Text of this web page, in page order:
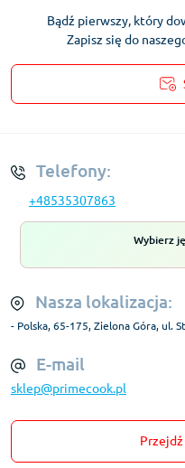
Bądź pierwszy, który
Zapisz się do
Telefony:
+48535307863
Wybierz
Nasza lokalizacja:
- Polska, 65-175, Zielona Góra, ul.
E-mail
sklep@primecook.pl